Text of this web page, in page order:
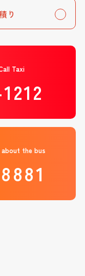
り
Taxi
about the bus